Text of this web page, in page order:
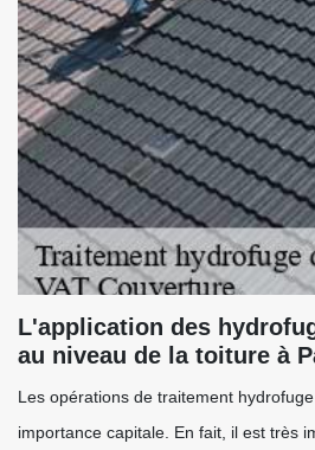
L'application des
au niveau de la toiture à
Les opérations de traitement
importance capitale. En fait, il est très